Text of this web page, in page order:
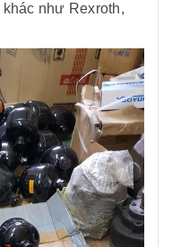
như Rexroth,